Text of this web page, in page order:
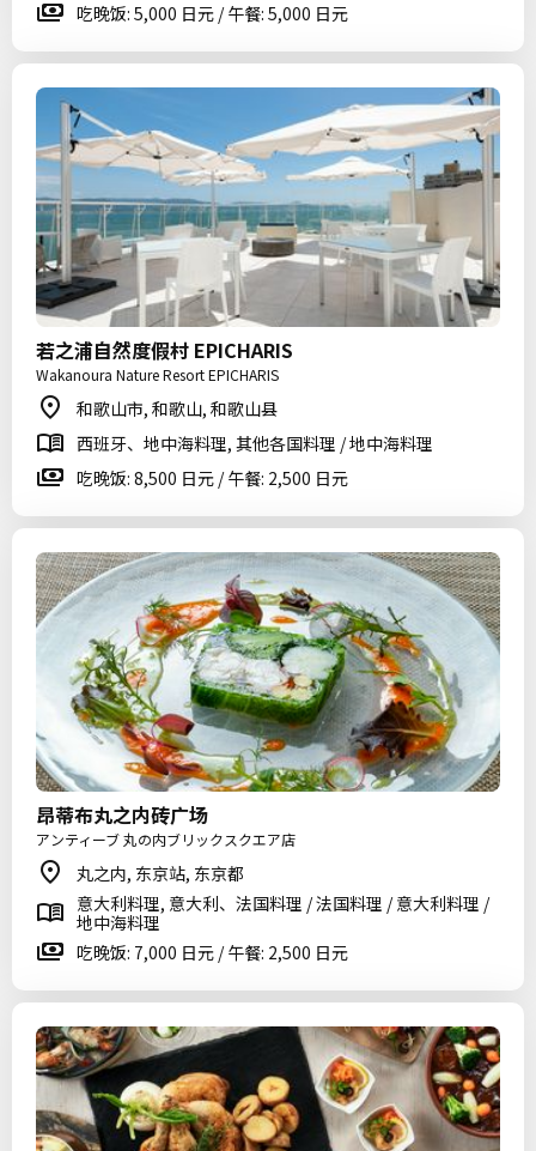
吃晚饭: 5,000 日元 / 午餐: 5,000 日元
若之浦自然度假村 EPICHARIS
Wakanoura Nature Resort EPICHARIS
和歌山市, 和歌山, 和歌山县
西班牙、地中海料理, 其他各国料理 / 地中海料理
吃晚饭: 8,500 日元 / 午餐: 2,500 日元
昂蒂布丸之内砖广场
アンティーブ 丸の内ブリックスクエア店
丸之内, 东京站, 东京都
意大利料理, 意大利、法国料理 / 法国料理 / 意大利料理 /
地中海料理
吃晚饭: 7,000 日元 / 午餐: 2,500 日元